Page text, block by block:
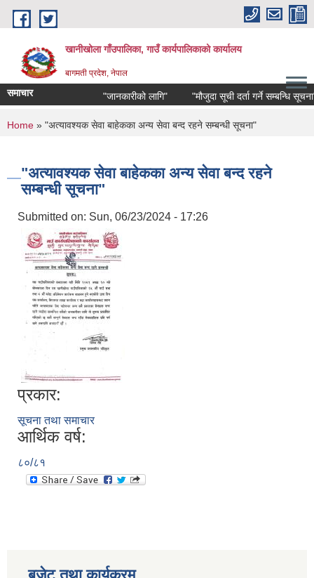
Skip to main content
खानीखोला गाँउपालिका, गाउँ कार्यपालिकाको कार्यालय
बागमती प्रदेश, नेपाल
समाचार "जानकारीको लागि" "मौजुदा सूची दर्ता गर्ने सम्बन्धि सूचना"
You are here
Home » "अत्यावश्यक सेवा बाहेकका अन्य सेवा बन्द रहने सम्बन्धी सूचना"
"अत्यावश्यक सेवा बाहेकका अन्य सेवा बन्द रहने
सम्बन्धी सूचना"
Submitted on: Sun, 06/23/2024 - 17:26
प्रकार:
सूचना तथा समाचार
आर्थिक वर्ष:
८०/८१